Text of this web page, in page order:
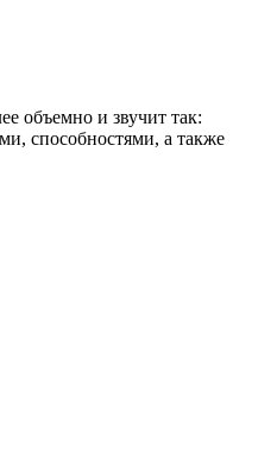
объемно и звучит так:
способностями, а также